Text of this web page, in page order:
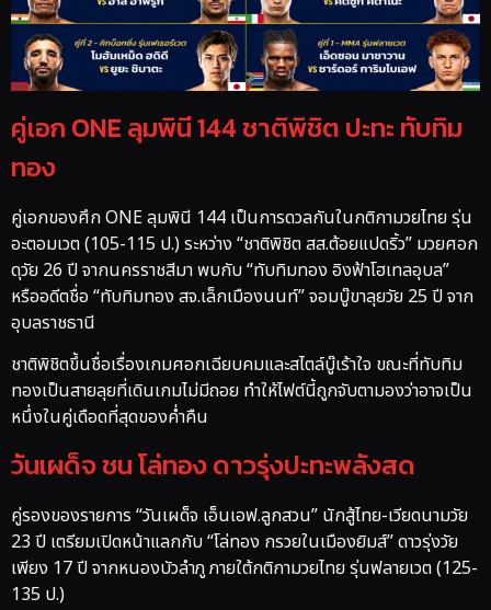
คู่เอก ONE ลุมพินี 144 ชาติพิชิต ปะทะ ทับทิม
ทอง
คู่เอกของศึก ONE ลุมพินี 144 เป็นการดวลกันในกติกามวยไทย รุ่น
อะตอมเวต (105-115 ป.) ระหว่าง “ชาติพิชิต สส.ต้อยแปดริ้ว” มวยศอก
ดุวัย 26 ปี จากนครราชสีมา พบกับ “ทับทิมทอง อิงฟ้าโฮเทลอุบล”
หรืออดีตชื่อ “ทับทิมทอง สจ.เล็กเมืองนนท์” จอมบู๊ขาลุยวัย 25 ปี จาก
อุบลราชธานี
ชาติพิชิตขึ้นชื่อเรื่องเกมศอกเฉียบคมและสไตล์บู๊เร้าใจ ขณะที่ทับทิม
ทองเป็นสายลุยที่เดินเกมไม่มีถอย ทำให้ไฟต์นี้ถูกจับตามองว่าอาจเป็น
หนึ่งในคู่เดือดที่สุดของค่ำคืน
วันเผด็จ ชน โล่ทอง ดาวรุ่งปะทะพลังสด
คู่รองของรายการ “วันเผด็จ เอ็นเอฟ.ลูกสวน” นักสู้ไทย-เวียดนามวัย
23 ปี เตรียมเปิดหน้าแลกกับ “โล่ทอง กรวยในเมืองยิมส์” ดาวรุ่งวัย
เพียง 17 ปี จากหนองบัวลำภู ภายใต้กติกามวยไทย รุ่นฟลายเวต (125-
135 ป.)